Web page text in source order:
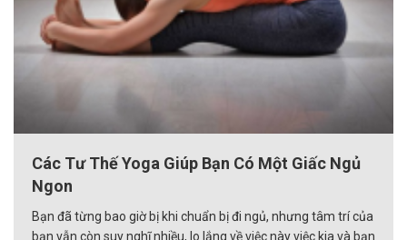
Các Tư Thế Yoga Giúp Bạn Có Một Giấc Ngủ
Ngon
Bạn đã từng bao giờ bị khi chuẩn bị đi ngủ, nhưng tâm trí của
bạn vẫn còn suy nghĩ nhiều, lo lắng về việc này việc kia và bạn